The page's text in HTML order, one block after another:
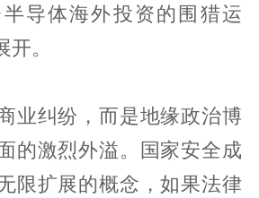
导体海外投资的围猎运
。
业纠纷，而是地缘政治博
的激烈外溢。国家安全成
限扩展的概念，如果法律